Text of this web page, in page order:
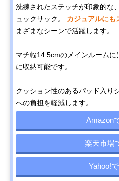
ェールラーベン)
Kanken カンケン
Laptop 13 23523
ピージーデイ 09J
洗練されたステッチが印象的な
ュックサック。 カジュアルにも
まざまなシーンで活躍します。
マチ幅14.5cmのメインルーム
に収納可能です。
クッション性のあるパッド入り
への負担を軽減します。
Amazon
楽天市場
Yahoo!